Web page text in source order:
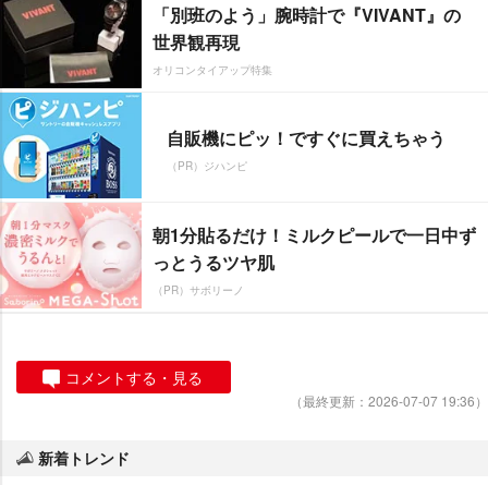
「別班のよう」腕時計で『VIVANT』の
世界観再現
オリコンタイアップ特集
自販機にピッ！ですぐに買えちゃう
（PR）ジハンピ
朝1分貼るだけ！ミルクピールで一日中ず
っとうるツヤ肌
（PR）サボリーノ
コメントする・見る
（最終更新：2026-07-07 19:36）
新着トレンド